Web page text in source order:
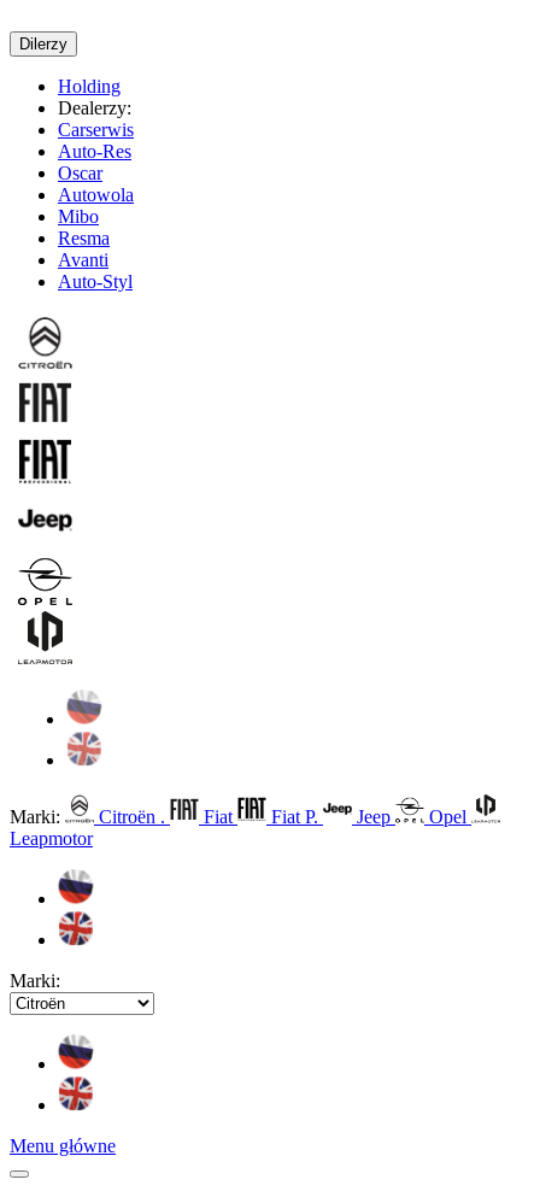
Dilerzy
Holding
Dealerzy:
Carserwis
Auto-Res
Oscar
Autowola
Mibo
Resma
Avanti
Auto-Styl
Marki: Citroën . Fiat Fiat P. Jeep
Opel
Leapmotor
Marki:
Menu główne